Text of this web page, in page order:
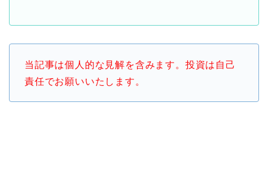
当記事は個人的な見解を含みます。投資は自己
責任でお願いいたします。